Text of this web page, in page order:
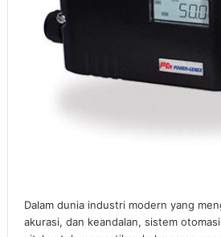
Dalam dunia industri modern yang
akurasi, dan keandalan, sistem